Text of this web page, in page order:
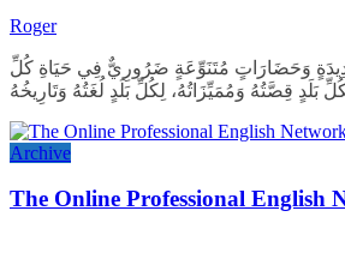
Roger
وَحَضَارَاتٍ مُتَنَوِّعَةٍ ضَرُورِيٌّ فِي حَيَاةِ كُلِّ
بَلَدٍ قِصَّتُهُ وَمُمَيِّزَاتُهُ، لِكُلِّ بَلَدٍ لُغَتُهُ وَتَارِيخُهُ
Archive
The Online Professional English